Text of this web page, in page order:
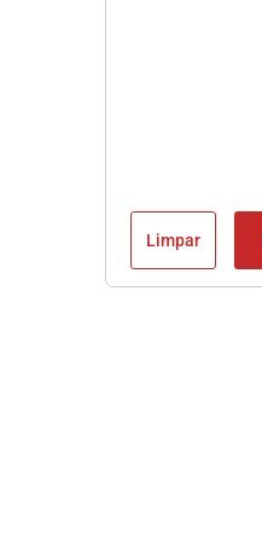
Limpar